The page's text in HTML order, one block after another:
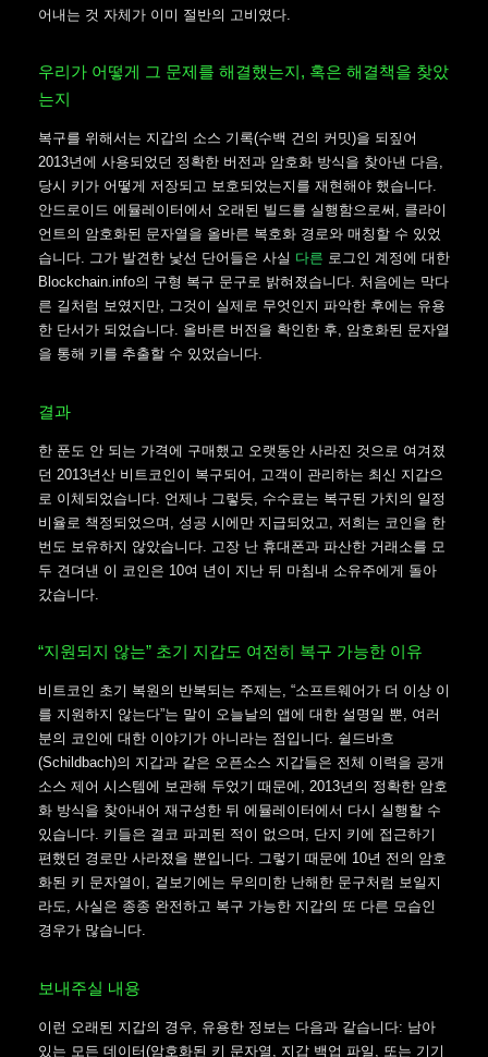
어내는 것 자체가 이미 절반의 고비였다.
우리가 어떻게 그 문제를 해결했는지, 혹은 해결책을 찾았
는지
복구를 위해서는 지갑의 소스 기록(수백 건의 커밋)을 되짚어
2013년에 사용되었던 정확한 버전과 암호화 방식을 찾아낸 다음,
당시 키가 어떻게 저장되고 보호되었는지를 재현해야 했습니다.
안드로이드 에뮬레이터에서 오래된 빌드를 실행함으로써, 클라이
언트의 암호화된 문자열을 올바른 복호화 경로와 매칭할 수 있었
습니다. 그가 발견한 낯선 단어들은 사실 다른 로그인 계정에 대한
Blockchain.info의 구형 복구 문구로 밝혀졌습니다. 처음에는 막다
른 길처럼 보였지만, 그것이 실제로 무엇인지 파악한 후에는 유용
한 단서가 되었습니다. 올바른 버전을 확인한 후, 암호화된 문자열
을 통해 키를 추출할 수 있었습니다.
결과
한 푼도 안 되는 가격에 구매했고 오랫동안 사라진 것으로 여겨졌
던 2013년산 비트코인이 복구되어, 고객이 관리하는 최신 지갑으
로 이체되었습니다. 언제나 그렇듯, 수수료는 복구된 가치의 일정
비율로 책정되었으며, 성공 시에만 지급되었고, 저희는 코인을 한
번도 보유하지 않았습니다. 고장 난 휴대폰과 파산한 거래소를 모
두 견뎌낸 이 코인은 10여 년이 지난 뒤 마침내 소유주에게 돌아
갔습니다.
“지원되지 않는” 초기 지갑도 여전히 복구 가능한 이유
비트코인 초기 복원의 반복되는 주제는, “소프트웨어가 더 이상 이
를 지원하지 않는다”는 말이 오늘날의 앱에 대한 설명일 뿐, 여러
분의 코인에 대한 이야기가 아니라는 점입니다. 쉴드바흐
(Schildbach)의 지갑과 같은 오픈소스 지갑들은 전체 이력을 공개
소스 제어 시스템에 보관해 두었기 때문에, 2013년의 정확한 암호
화 방식을 찾아내어 재구성한 뒤 에뮬레이터에서 다시 실행할 수
있습니다. 키들은 결코 파괴된 적이 없으며, 단지 키에 접근하기
편했던 경로만 사라졌을 뿐입니다. 그렇기 때문에 10년 전의 암호
화된 키 문자열이, 겉보기에는 무의미한 난해한 문구처럼 보일지
라도, 사실은 종종 완전하고 복구 가능한 지갑의 또 다른 모습인
경우가 많습니다.
보내주실 내용
이런 오래된 지갑의 경우, 유용한 정보는 다음과 같습니다: 남아
있는 모든 데이터(암호화된 키 문자열, 지갑 백업 파일, 또는 기기